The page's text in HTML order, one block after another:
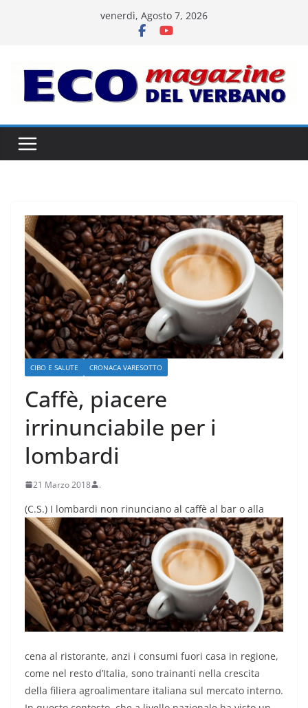
venerdì, Agosto 7, 2026
CIBO E SALUTE CRONACA VARESOTTO
Caffè, piacere
irrinunciabile per i
lombardi
21 Marzo 2018 .
(C.S.) I lombardi non rinunciano al caffè al bar o alla
cena al ristorante, anzi i consumi fuori casa in regione,
come nel resto d’Italia, sono trainanti nella crescita
della filiera agroalimentare italiana sul mercato interno.